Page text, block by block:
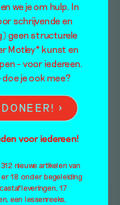
we je om hulp. In
schrijvende en
geen structurele
Motley* kunst en
– voor iedereen.
je ook mee?
voor iedereen!
nieuwe artikelen van
er 18 onder begeleiding
17
een lessenreeks,